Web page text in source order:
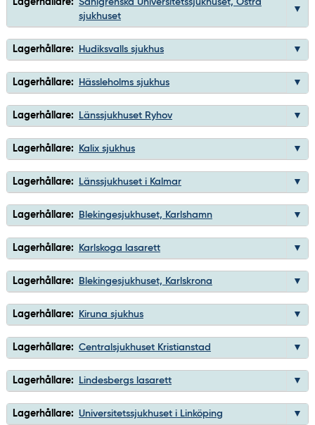
sjukhuset
Lagerhållare: Hudiksvalls sjukhus
Lagerhållare: Hässleholms sjukhus
Lagerhållare: Länssjukhuset Ryhov
Lagerhållare: Kalix sjukhus
Lagerhållare: Länssjukhuset i Kalmar
Lagerhållare: Blekingesjukhuset, Karlshamn
Lagerhållare: Karlskoga lasarett
Lagerhållare: Blekingesjukhuset, Karlskrona
Lagerhållare: Kiruna sjukhus
Lagerhållare: Centralsjukhuset Kristianstad
Lagerhållare: Lindesbergs lasarett
Lagerhållare: Universitetssjukhuset i Linköping